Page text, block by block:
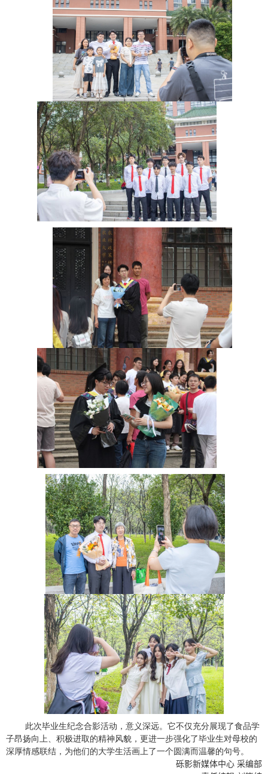
此次毕业生纪念合影活动，意义深远。它不仅充分展现了食品学
子昂扬向上、积极进取的精神风貌，更进一步强化了毕业生对母校的
深厚情感联结，为他们的大学生活画上了一个圆满而温馨的句号。
砾影新媒体中心 采编部